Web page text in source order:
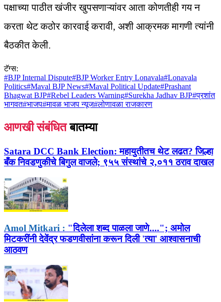
पक्षाच्या पाठीत खंजीर खुपसणाऱ्यांवर आता कोणतीही गय न
करता थेट कठोर कारवाई करावी, अशी आक्रमक मागणी त्यांनी
बैठकीत केली.
टॅग्स:
#BJP Internal Dispute#BJP Worker Entry Lonavala#Lonavala
Politics#Maval BJP News#Maval Political Update#Prashant
Bhagwat BJP#Rebel Leaders Warning#Surekha Jadhav BJP#प्रशांत
भागवत#भाजप#मावळ भाजप न्यूज#लोणावळा राजकारण
आणखी संबंधित बातम्या
Satara DCC Bank Election: महायुतीतच थेट लढत? जिल्हा
बँक निवडणुकीचे बिगुल वाजले; ९५५ संस्थांचे २,०११ ठराव दाखल
Amol Mitkari : "दिलेला शब्द पाळला जाणे...."; अमोल
मिटकरींनी देवेंद्र फडणवीसांना करून दिली 'त्या' आश्वासनाची
आठवण